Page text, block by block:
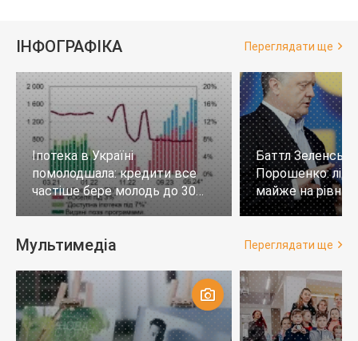
ІНФОГРАФІКА Переглядати ще
Іпотека в Україні
помолодшала: кредити все
частіше бере молодь до 30
років
Баттл
Порошенко:
майже на
тих, хто не
Мультимедіа Переглядати ще